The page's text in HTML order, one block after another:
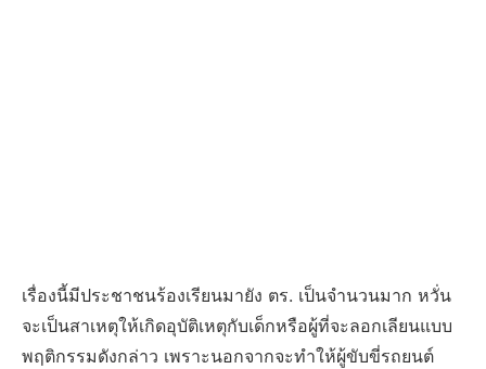
เรื่องนี้มีประชาชนร้องเรียนมายัง ตร. เป็นจำนวนมาก หวั่น
จะเป็นสาเหตุให้เกิดอุบัติเหตุกับเด็กหรือผู้ที่จะลอกเลียนแบบ
พฤติกรรมดังกล่าว เพราะนอกจากจะทำให้ผู้ขับขี่รถยนต์